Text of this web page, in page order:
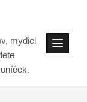
mydiel